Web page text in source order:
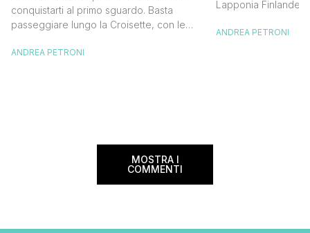
conquistarti al primo sguardo. Basta
passeggiare lungo la Croisette, con le
azzurro e il profumo del mare che ti
ANDREA PETRONI
Lapponia
nella vita, un sogno
ANDREA PETRONI
MOSTRA I
COMMENTI